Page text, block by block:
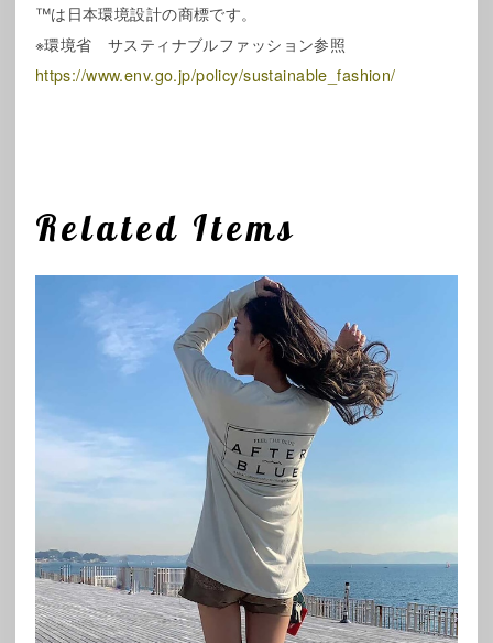
™は日本環境設計の商標です。
※環境省 サスティナブルファッション参照
https://www.env.go.jp/policy/sustainable_fashion/
Related Items